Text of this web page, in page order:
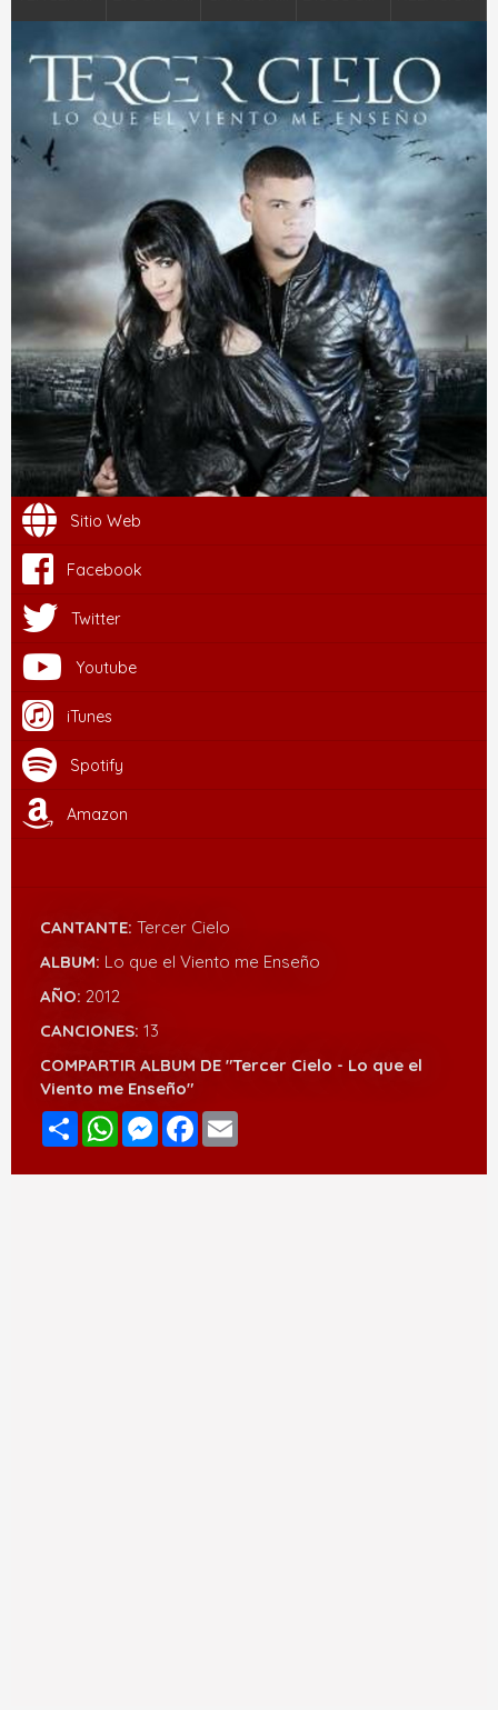
Sitio Web
Facebook
Twitter
Youtube
iTunes
Spotify
Amazon
CANTANTE: Tercer Cielo
ALBUM: Lo que el Viento me Enseño
AÑO: 2012
CANCIONES: 13
COMPARTIR ALBUM DE "Tercer Cielo - Lo que el
Viento me Enseño"
Compartir
WhatsAppMessenger
Facebook